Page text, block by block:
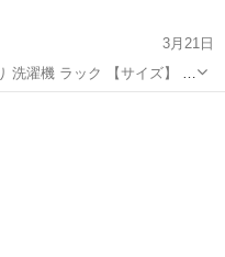
3月21日
ク 【サイズ】 幅
棚板：24x55cm 【材質】